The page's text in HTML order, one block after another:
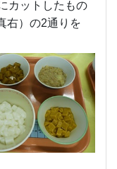
カットしたもの
右）の2通りを